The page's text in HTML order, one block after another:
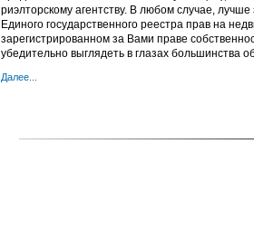
риэлторскому агентству. В любом случае,
Единого государственного реестра прав на
зарегистрированном за Вами праве
убедительно выглядеть в глазах большинства
Далее...